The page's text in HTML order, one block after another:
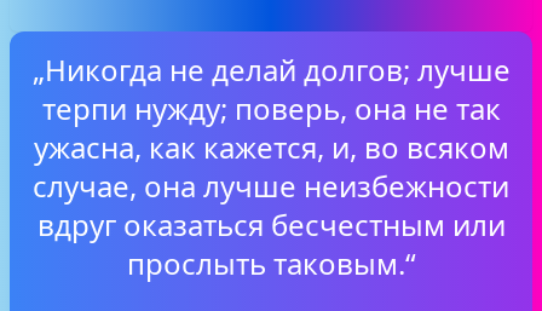
„Никогда не делай долгов; лучше
терпи нужду; поверь, она не так
ужасна, как кажется, и, во всяком
случае, она лучше неизбежности
вдруг оказаться бесчестным или
прослыть таковым.“